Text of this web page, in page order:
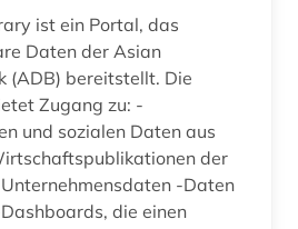
desktop publishing (1)
desktop-publishing (1)
ist ein Portal, das
Daten der Asian
bereitstellt. Die
Zugang zu: -
und sozialen Daten aus
der
die einen